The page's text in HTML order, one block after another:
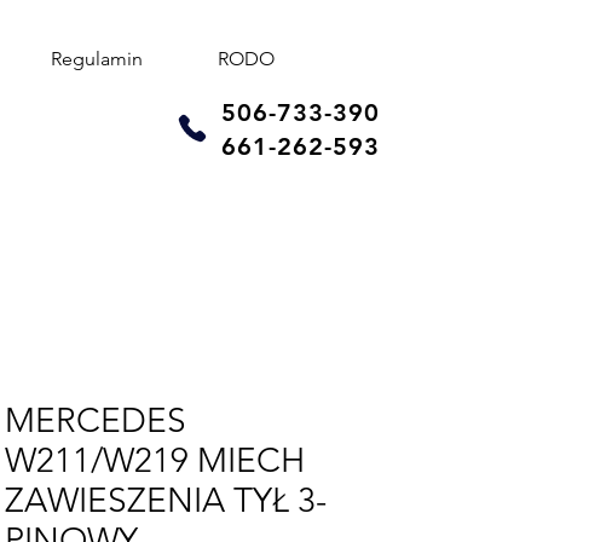
Regulamin RODO
506-733-390
661-262-593
MERCEDES
W211/W219 MIECH
ZAWIESZENIA TYŁ 3-